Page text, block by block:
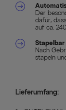
Der
dafür,
auf ca.
Stapelbar
Nach
stapeln
Lieferumfang: